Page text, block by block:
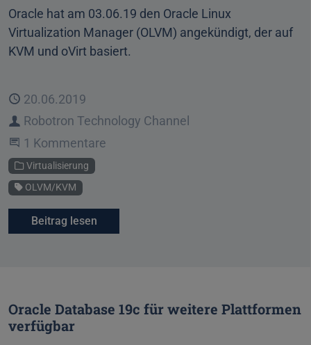
Oracle hat am 03.06.19 den Oracle Linux
Virtualization Manager (OLVM) angekündigt, der auf
KVM und oVirt basiert.
Veröffentlicht
20.06.2019
Autor
Robotron Technology Channel
An der Unterhaltung teilnehmen
1 Kommentare
Kategorie
Virtualisierung
Schlagwort
OLVM/KVM
Beitrag lesen
Oracle Database 19c für weitere Plattformen
verfügbar